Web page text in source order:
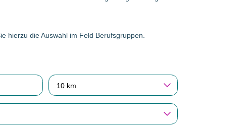
hierzu die Auswahl im Feld Berufsgruppen.
10 km